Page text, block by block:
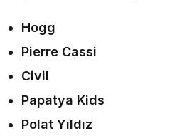
Hogg
Pierre Cassi
Civil
Papatya Kids
Polat Yıldız